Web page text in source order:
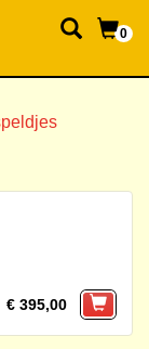
0
€ 395,00